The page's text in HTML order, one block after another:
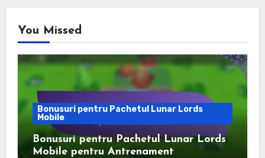
You Missed
Bonusuri pentru Pachetul Lunar Lords
Mobile
Bonusuri pentru Pachetul Lunar Lords
Mobile pentru Antrenament